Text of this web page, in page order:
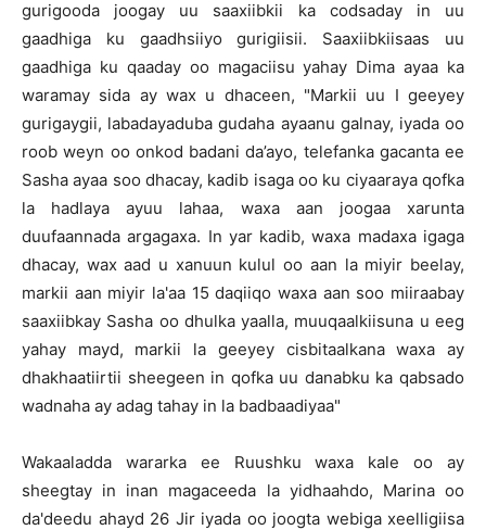
gurigooda joogay uu saaxiibkii ka codsaday in uu
gaadhiga ku gaadhsiiyo gurigiisii. Saaxiibkiisaas uu
gaadhiga ku qaaday oo magaciisu yahay Dima ayaa ka
waramay sida ay wax u dhaceen, "Markii uu I geeyey
gurigaygii, labadayaduba gudaha ayaanu galnay, iyada oo
roob weyn oo onkod badani da’ayo, telefanka gacanta ee
Sasha ayaa soo dhacay, kadib isaga oo ku ciyaaraya qofka
la hadlaya ayuu lahaa, waxa aan joogaa xarunta
duufaannada argagaxa. In yar kadib, waxa madaxa igaga
dhacay, wax aad u xanuun kulul oo aan la miyir beelay,
markii aan miyir la'aa 15 daqiiqo waxa aan soo miiraabay
saaxiibkay Sasha oo dhulka yaalla, muuqaalkiisuna u eeg
yahay mayd, markii la geeyey cisbitaalkana waxa ay
dhakhaatiirtii sheegeen in qofka uu danabku ka qabsado
wadnaha ay adag tahay in la badbaadiyaa"
Wakaaladda wararka ee Ruushku waxa kale oo ay
sheegtay in inan magaceeda la yidhaahdo, Marina oo
da'deedu ahayd 26 Jir iyada oo joogta webiga xeelligiisa